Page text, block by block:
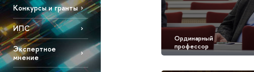
Конкурсы и гранты
ИПС
Экспертное
мнение